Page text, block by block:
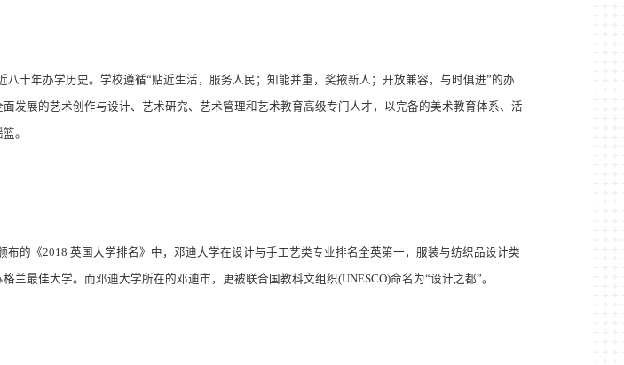
八十年办学历史。学校遵循“贴近生活，服务人民；知能并重，奖掖新人；开放兼容，与时俱进”的办
发展的艺术创作与设计、艺术研究、艺术管理和艺术教育高级专门人才，以完备的美术教育体系、活
。
的《2018 英国大学排名》中，邓迪大学在设计与手工艺类专业排名全英第一，服装与纺织品设计类
兰最佳大学。而邓迪大学所在的邓迪市，更被联合国教科文组织(UNESCO)命名为“设计之都”。